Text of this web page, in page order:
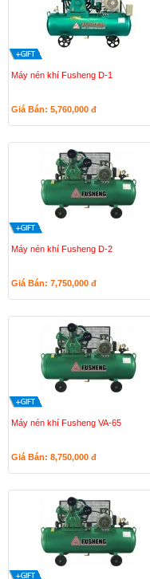
Máy nén khí Fusheng D-1
Giá Bán: 5,760,000 đ
Máy nén khí Fusheng D-2
Giá Bán: 7,750,000 đ
Máy nén khí Fusheng VA-65
Giá Bán: 8,750,000 đ